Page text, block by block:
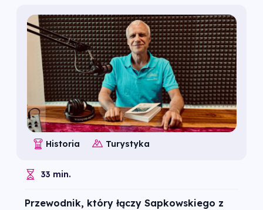
Historia Turystyka
33 min.
Przewodnik, który łączy Sapkowskiego z